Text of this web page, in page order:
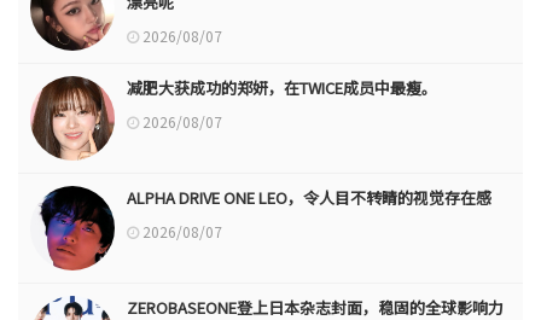
2026/08/07
减肥大获成功的郑妍，在TWICE成员中最瘦。
2026/08/07
ALPHA DRIVE ONE LEO，令人目不转睛的视觉存在感
2026/08/07
ZEROBASEONE登上日本杂志封面，稳固的全球影响力